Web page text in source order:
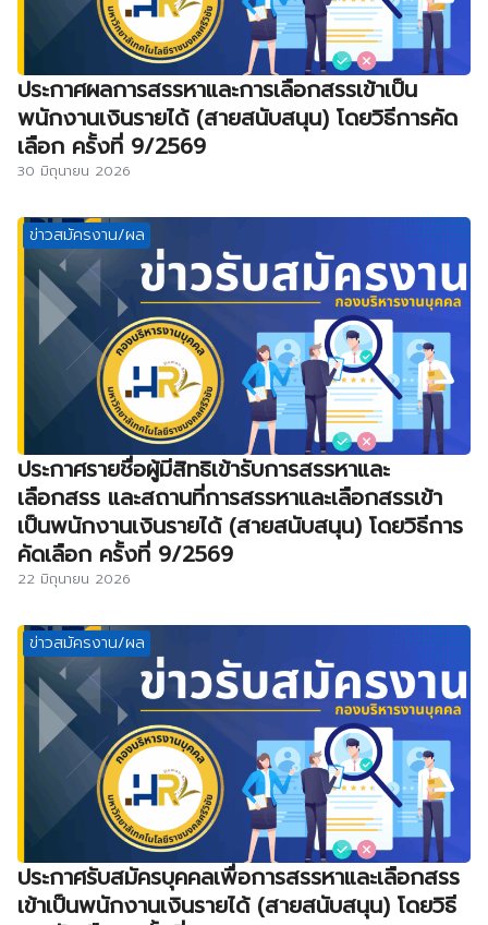
ประกาศผลการสรรหาและการเลือกสรรเข้าเป็น
พนักงานเงินรายได้ (สายสนับสนุน) โดยวิธีการคัด
เลือก ครั้งที่ 9/2569
30 มิถุนายน 2026
ข่าวสมัครงาน/ผล
ประกาศรายชื่อผู้มีสิทธิเข้ารับการสรรหาและ
เลือกสรร และสถานที่การสรรหาและเลือกสรรเข้า
เป็นพนักงานเงินรายได้ (สายสนับสนุน) โดยวิธีการ
คัดเลือก ครั้งที่ 9/2569
22 มิถุนายน 2026
ข่าวสมัครงาน/ผล
ประกาศรับสมัครบุคคลเพื่อการสรรหาและเลือกสรร
เข้าเป็นพนักงานเงินรายได้ (สายสนับสนุน) โดยวิธี